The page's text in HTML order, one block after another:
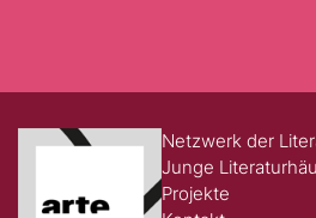
Netzwerk der
Junge
Projekte